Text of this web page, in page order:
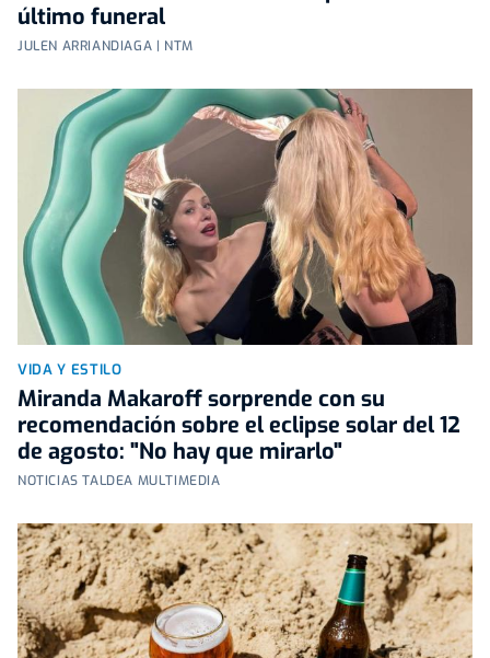
último funeral
JULEN ARRIANDIAGA | NTM
VIDA Y ESTILO
Miranda Makaroff sorprende con su
recomendación sobre el eclipse solar del 12
de agosto: "No hay que mirarlo"
NOTICIAS TALDEA MULTIMEDIA